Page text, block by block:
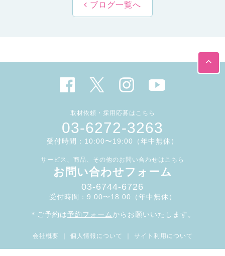
ブログ一覧へ
取材依頼・採用応募はこちら
03-6272-3263
受付時間：10:00〜19:00（年中無休）
サービス、商品、その他のお問い合わせはこちら
お問い合わせフォーム
03-6744-6726
受付時間：9:00〜18:00（年中無休）
＊ご予約は予約フォーム からお願いいたします。
会社概要 ｜ 個人情報について ｜ サイト利用について